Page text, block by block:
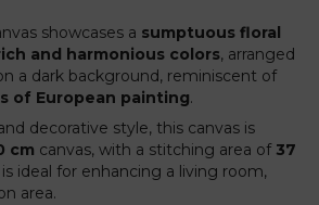
showcases a sumptuous floral
and harmonious colors, arranged
a dark background, reminiscent of
of European painting.
decorative style, this canvas is
cm canvas, with a stitching area of 37
ideal for enhancing a living room,
area.